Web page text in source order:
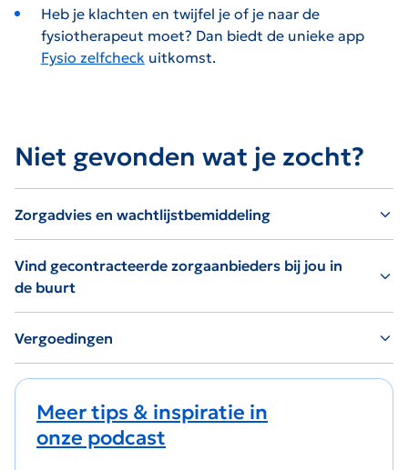
Heb je klachten en twijfel je of je naar de
fysiotherapeut moet? Dan biedt de unieke app
Fysio zelfcheck uitkomst.
Niet gevonden wat je zocht?
Zorgadvies en wachtlijstbemiddeling
Vind gecontracteerde zorgaanbieders bij jou in
de buurt
Vergoedingen
Meer tips & inspiratie in
onze podcast